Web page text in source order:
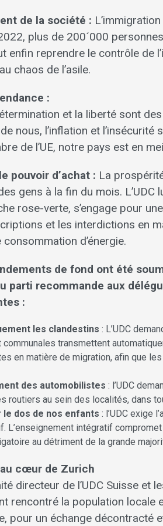
de la société :
plus de 200´000
enfin reprendre le contrôle de
chaos de l’asile.
:
et la liberté sont
nous, l’inflation et l’insécurité
de l’UE, notre pays est en
pouvoir d’achat : La
gens à la fin du mois. L’UDC
rose-verte, s’engage pour
et les interdictions en
d’énergie.
de fond ont été
parti recommande aux
:
les clandestins : L’UDC
transmettent
en matière de migration, afin que
des automobilistes : l’UDC
routiers au sein des localités, dans
le dos de nos enfants : l’UDC exige
L’enseignement intégratif
au détriment de la grande
au cœur de Zurich
directeur de l’UDC Suisse et
rencontré la population locale
pour un échange décontracté